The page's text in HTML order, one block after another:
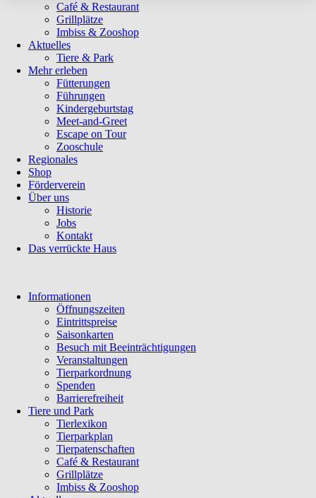
Café & Restaurant
Grillplätze
Imbiss & Zooshop
Aktuelles
Tiere & Park
Mehr erleben
Fütterungen
Führungen
Kindergeburtstag
Meet-and-Greet
Escape on Tour
Zooschule
Regionales
Shop
Förderverein
Über uns
Historie
Jobs
Kontakt
Das verrückte Haus
Navigation
überspringen
Informationen
Öffnungszeiten
Eintrittspreise
Saisonkarten
Besuch mit Beeinträchtigungen
Veranstaltungen
Tierparkordnung
Spenden
Barrierefreiheit
Tiere und Park
Tierlexikon
Tierparkplan
Tierpatenschaften
Café & Restaurant
Grillplätze
Imbiss & Zooshop